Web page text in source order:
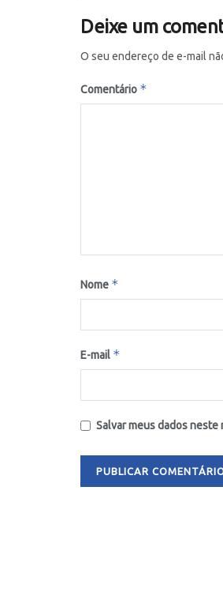
Deixe um
O seu endereço de e-mail
Comentário *
Nome *
E-mail *
Salvar meus dados neste